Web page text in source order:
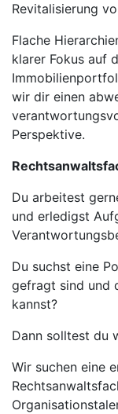
Revitalisierung
Flache
klarer Fokus auf
wir dir einen
Perspektive.
Du arbeitest
und erledigst
Du suchst eine
gefragt sind und
kannst?
Dann solltest du
Wir suchen eine